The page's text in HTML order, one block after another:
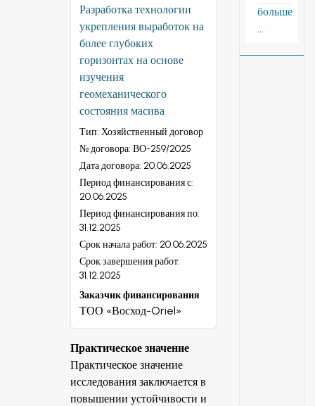
Разработка технологии
укрепления выработок на
более глубоких
горизонтах на основе
изучения
геомеханического
состояния масива
Тип: Хозяйственный договор
№ договора:ВО-259/2025
Дата договора: 20.06.2025
Период финансирования с:
20.06.2025
Период финансирования по:
31.12.2025
Срок начала работ: 20.06.2025
Срок завершения работ:
31.12.2025
Заказчик финансирования
ТОО «Восход-Oriel»
Практическое значение
Практическое значение
исследования заключается в
повышении устойчивости и
больше
...